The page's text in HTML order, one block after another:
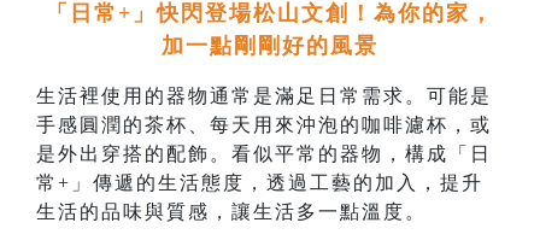
「日常+」快閃登場松山文創！為你的家，
加一點剛剛好的風景
生活裡使用的器物通常是滿足日常需求。可能是
手感圓潤的茶杯、每天用來沖泡的咖啡濾杯，或
是外出穿搭的配飾。看似平常的器物，構成「日
常+」傳遞的生活態度，透過工藝的加入，提升
生活的品味與質感，讓生活多一點溫度。